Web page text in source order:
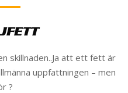
skillnaden..Ja att ett fett är
uppfattningen – men
?